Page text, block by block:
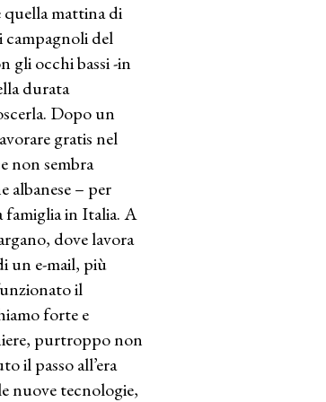
quella mattina di
campagnoli del
gli occhi bassi -in
durata
Dopo un
gratis nel
non sembra
albanese – per
famiglia in Italia. A
dove lavora
un e-mail, più
il
forte e
purtroppo non
il passo all’era
nuove tecnologie,